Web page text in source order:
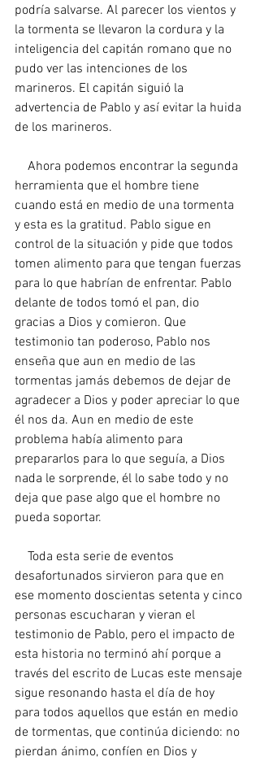
podría salvarse. Al parecer los vientos y
la tormenta se llevaron la cordura y la
inteligencia del capitán romano que no
pudo ver las intenciones de los
marineros. El capitán siguió la
advertencia de Pablo y así evitar la huida
de los marineros.
herramienta que el hombre tiene
cuando está en medio de una tormenta
y esta es la gratitud. Pablo sigue en
control de la situación y pide que todos
tomen alimento para que tengan fuerzas
para lo que habrían de enfrentar. Pablo
delante de todos tomó el pan, dio
gracias a Dios y comieron. Que
testimonio tan poderoso, Pablo nos
enseña que aun en medio de las
tormentas jamás debemos de dejar de
agradecer a Dios y poder apreciar lo que
él nos da. Aun en medio de este
problema había alimento para
prepararlos para lo que seguía, a Dios
nada le sorprende, él lo sabe todo y no
deja que pase algo que el hombre no
pueda soportar.
desafortunados sirvieron para que en
ese momento doscientas setenta y cinco
personas escucharan y vieran el
testimonio de Pablo, pero el impacto de
esta historia no terminó ahí porque a
través del escrito de Lucas este mensaje
sigue resonando hasta el día de hoy
para todos aquellos que están en medio
de tormentas, que continúa diciendo: no
pierdan ánimo, confíen en Dios y